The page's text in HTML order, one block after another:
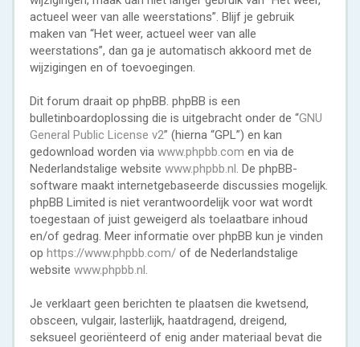
actueel weer van alle weerstations”. Blijf je gebruik
maken van “Het weer, actueel weer van alle
weerstations”, dan ga je automatisch akkoord met de
wijzigingen en of toevoegingen.
Dit forum draait op phpBB. phpBB is een
bulletinboardoplossing die is uitgebracht onder de “GNU
General Public License v2” (hierna “GPL”) en kan
gedownload worden via www.phpbb.com en via de
Nederlandstalige website www.phpbb.nl. De phpBB-
software maakt internetgebaseerde discussies mogelijk.
phpBB Limited is niet verantwoordelijk voor wat wordt
toegestaan of juist geweigerd als toelaatbare inhoud
en/of gedrag. Meer informatie over phpBB kun je vinden
op https://www.phpbb.com/ of de Nederlandstalige
website www.phpbb.nl.
Je verklaart geen berichten te plaatsen die kwetsend,
obsceen, vulgair, lasterlijk, haatdragend, dreigend,
seksueel georiënteerd of enig ander materiaal bevat die